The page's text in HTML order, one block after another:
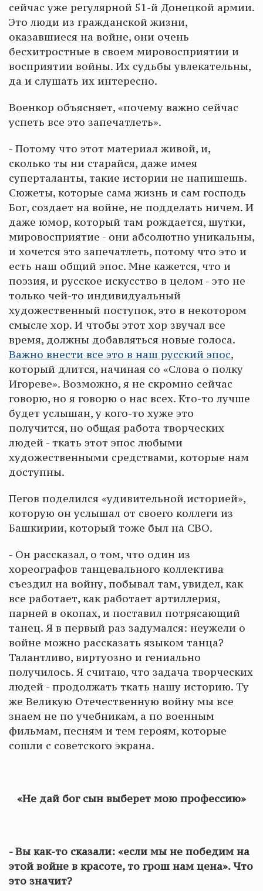
сейчас уже регулярной 51-й Донецкой армии.
Это люди из гражданской жизни,
оказавшиеся на войне, они очень
бесхитростные в своем мировосприятии и
восприятии войны. Их судьбы увлекательны,
да и слушать их интересно.
Военкор объясняет, «почему важно сейчас
успеть все это запечатлеть».
- Потому что этот материал живой, и,
сколько ты ни старайся, даже имея
суперталанты, такие истории не напишешь.
Сюжеты, которые сама жизнь и сам господь
Бог, создает на войне, не подделать ничем. И
даже юмор, который там рождается, шутки,
мировосприятие - они абсолютно уникальны,
и хочется это запечатлеть, потому что это и
есть наш общий эпос. Мне кажется, что и
поэзия, и русское искусство в целом - это не
только чей-то индивидуальный
художественный поступок, это в некотором
смысле хор. И чтобы этот хор звучал все
время, должны добавляться новые голоса.
Важно внести все это в наш русский эпос,
который длится, начиная со «Слова о полку
Игореве». Возможно, я не скромно сейчас
говорю, но я говорю о нас всех. Кто-то лучше
будет услышан, у кого-то хуже это
получится, но общая работа творческих
людей - ткать этот эпос любыми
художественными средствами, которые нам
доступны.
Пегов поделился «удивительной историей»,
которую он услышал от своего коллеги из
Башкирии, который тоже был на СВО.
- Он рассказал, о том, что один из
хореографов танцевального коллектива
съездил на войну, побывал там, увидел, как
все работает, как работает артиллерия,
парней в окопах, и поставил потрясающий
танец. Я в первый раз задумался: неужели о
войне можно рассказать языком танца?
Талантливо, виртуозно и гениально
получилось. Я считаю, что задача творческих
людей - продолжать ткать нашу историю. Ту
же Великую Отечественную войну мы все
знаем не по учебникам, а по военным
фильмам, песням и тем героям, которые
сошли с советского экрана.
«Не дай бог сын выберет мою профессию»
- Вы как-то сказали: «если мы не победим на
этой войне в красоте, то грош нам цена». Что
это значит?